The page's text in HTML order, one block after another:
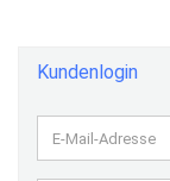
Kundenlogin
E-
Mail-